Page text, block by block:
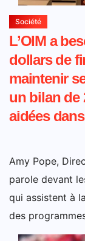
Société
L’OIM a
dollars de
maintenir
un bilan de
aidées
Amy Pope,
parole devant
qui assistent à
des